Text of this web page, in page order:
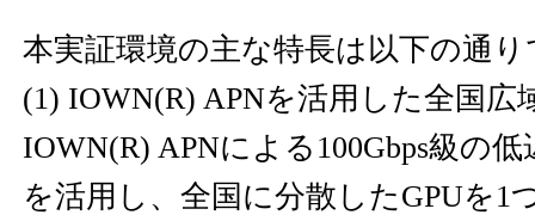
本実証環境の主な特長は以下の通り
(1) IOWN(R) APNを活用した全国広
IOWN(R) APNによる100Gbps級の
を活用し、全国に分散したGPUを1